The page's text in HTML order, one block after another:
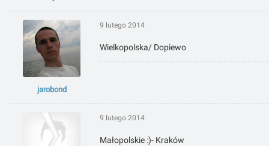
jarobond
9 lutego 2014
Wielkopolska/ Dopiewo
9 lutego 2014
Małopolskie :)- Kraków